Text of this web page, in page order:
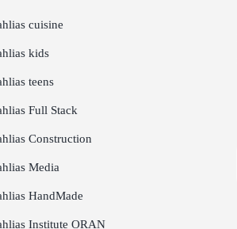
cuisine
kids
teens
Full Stack
Construction
Media
HandMade
Institute ORAN